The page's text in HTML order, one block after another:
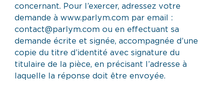
concernant. Pour l’exercer, adressez votre
demande à www.parlym.com par email :
contact@parlym.com ou en effectuant sa
demande écrite et signée, accompagnée d’une
copie du titre d’identité avec signature du
titulaire de la pièce, en précisant l’adresse à
laquelle la réponse doit être envoyée.